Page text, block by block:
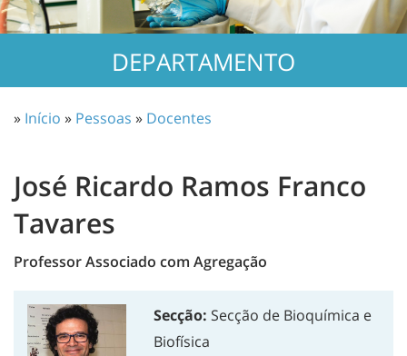
DEPARTAMENTO
» Início » Pessoas » Docentes
José Ricardo Ramos Franco
Tavares
Professor Associado com Agregação
Secção: Secção de Bioquímica e
Biofísica